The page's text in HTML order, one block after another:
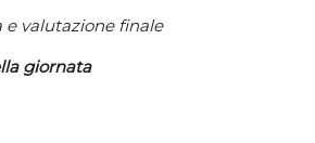
e valutazione finale
giornata